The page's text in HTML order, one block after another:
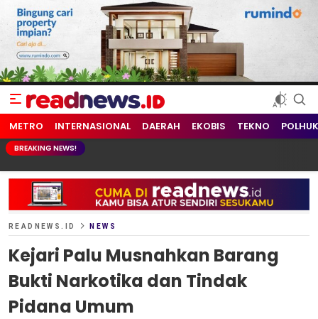
readnews.id
Berita Terkini, Update Terbaru Hari ini dari Indonesia dan Dunia
METRO INTERNASIONAL DAERAH EKOBIS TEKNO
BREAKING NEWS!
READNEWS.ID NEWS
Kejari Palu Musnahkan Barang
Bukti Narkotika dan Tindak
Pidana Umum